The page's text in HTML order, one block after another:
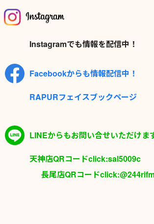
Instagramでも情報を配信中！
Facebookからも情報配信中！
RAPURフェイスブックページ
LINEからもお問い合せいただけま
天神店QRコードclick:sal5009c
長尾店QRコード